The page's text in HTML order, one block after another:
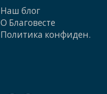
Наш блог
О Благовесте
Политика конфиден.